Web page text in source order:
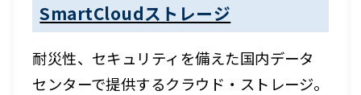
SmartCloudストレージ
耐災性、セキュリティを備えた国内データ
センターで提供するクラウド・ストレージ。